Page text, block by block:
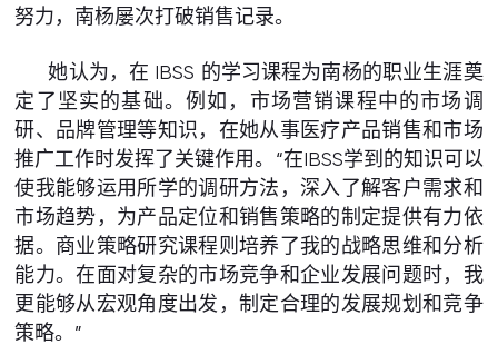
努力，南杨屡次打破销售记录。
她认为，在 IBSS 的学习课程为南杨的职业生涯奠
定了坚实的基础。例如，市场营销课程中的市场调
研、品牌管理等知识，在她从事医疗产品销售和市场
推广工作时发挥了关键作用。“在IBSS学到的知识可以
使我能够运用所学的调研方法，深入了解客户需求和
市场趋势，为产品定位和销售策略的制定提供有力依
据。商业策略研究课程则培养了我的战略思维和分析
能力。在面对复杂的市场竞争和企业发展问题时，我
更能够从宏观角度出发，制定合理的发展规划和竞争
策略。”